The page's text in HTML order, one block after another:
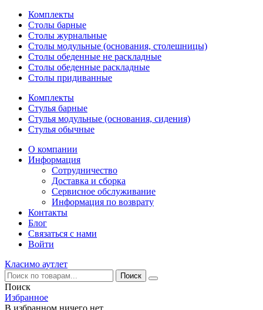
Комплекты
Столы барные
Столы журнальные
Столы модульные (основания, столешницы)
Столы обеденные не раскладные
Столы обеденные раскладные
Столы придиванные
Комплекты
Стулья барные
Стулья модульные (основания, сидения)
Стулья обычные
О компании
Информация
Сотрудничество
Доставка и сборка
Сервисное обслуживание
Информация по возврату
Контакты
Блог
Связаться с нами
Войти
Класимо аутлет
Поиск
Избранное
В избранном ничего нет